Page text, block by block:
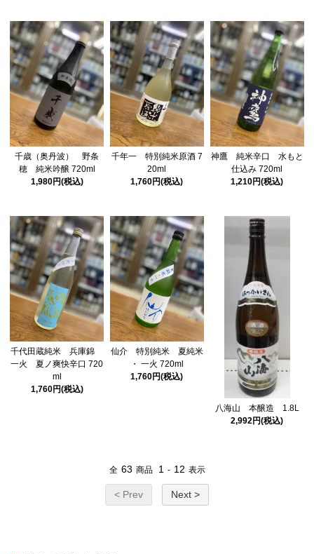
千歳（奥丹波） 野条
穂 純米吟醸 720ml
1,980円(税込)
千年一 特別純米原酒 7
20ml
1,760円(税込)
神鷹 純米辛口 水もと
仕込み 720ml
1,210円(税込)
千代田蔵純米 兵庫錦
一火 夏ノ爽快辛口 720
ml
1,760円(税込)
仙介 特別純米 夏純米
・ 一火 720ml
1,760円(税込)
八海山 本醸造 1.8L
2,992円(税込)
全 63 商品 1 - 12 表示
< Prev Next >